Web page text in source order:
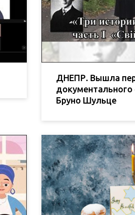
ДНЕПР. Вышла
документального
Бруно Шульце